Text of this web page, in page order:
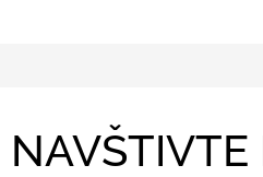
NAVŠTIVTE